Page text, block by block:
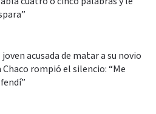
joven acusada de matar a su novio
Chaco rompió el silencio: “Me